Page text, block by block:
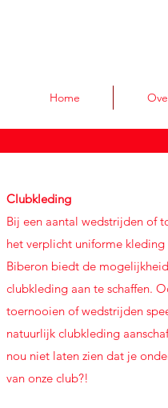
Home
Clubkleding
Bij een aantal wedstrijden of
het verplicht uniforme
Biberon biedt de
clubkleding aan te schaffen.
toernooien of wedstrijden
natuurlijk clubkleding
nou niet laten zien dat je
van onze club?!